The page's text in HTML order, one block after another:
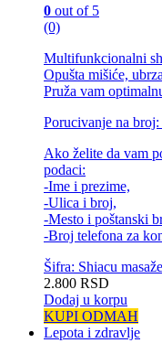
0 out of 5
(0)
Multifunkcionalni
Opušta mišiće,
Pruža vam
Porucivanje na
Ako želite da vam
podaci:
-Ime i prezime,
-Ulica i broj,
-Mesto i poštanski
-Broj telefona za
Šifra: Shiacu
2.800 RSD
Dodaj u korpu
KUPI ODMAH
Lepota i zdravlje